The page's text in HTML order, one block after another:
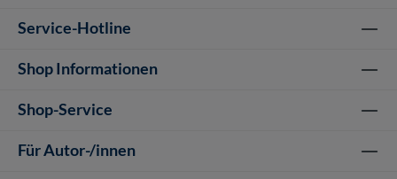
Service-Hotline
Shop Informationen
Shop-Service
Für Autor-/innen